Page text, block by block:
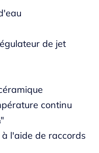
de jet
continu
l'aide de raccords